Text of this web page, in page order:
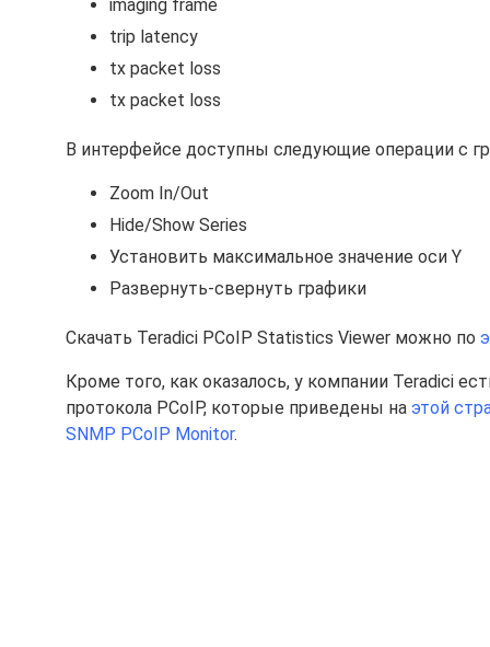
imaging frame
trip latency
tx packet loss
tx packet loss
В интерфейсе доступны следующие операции с
Zoom In/Out
Hide/Show Series
Установить максимальное значение оси Y
Развернуть-свернуть графики
Скачать Teradici PCoIP Statistics Viewer можно по
Кроме того, как оказалось, у компании Teradici
протокола PCoIP, которые приведены на этой
SNMP PCoIP Monitor.